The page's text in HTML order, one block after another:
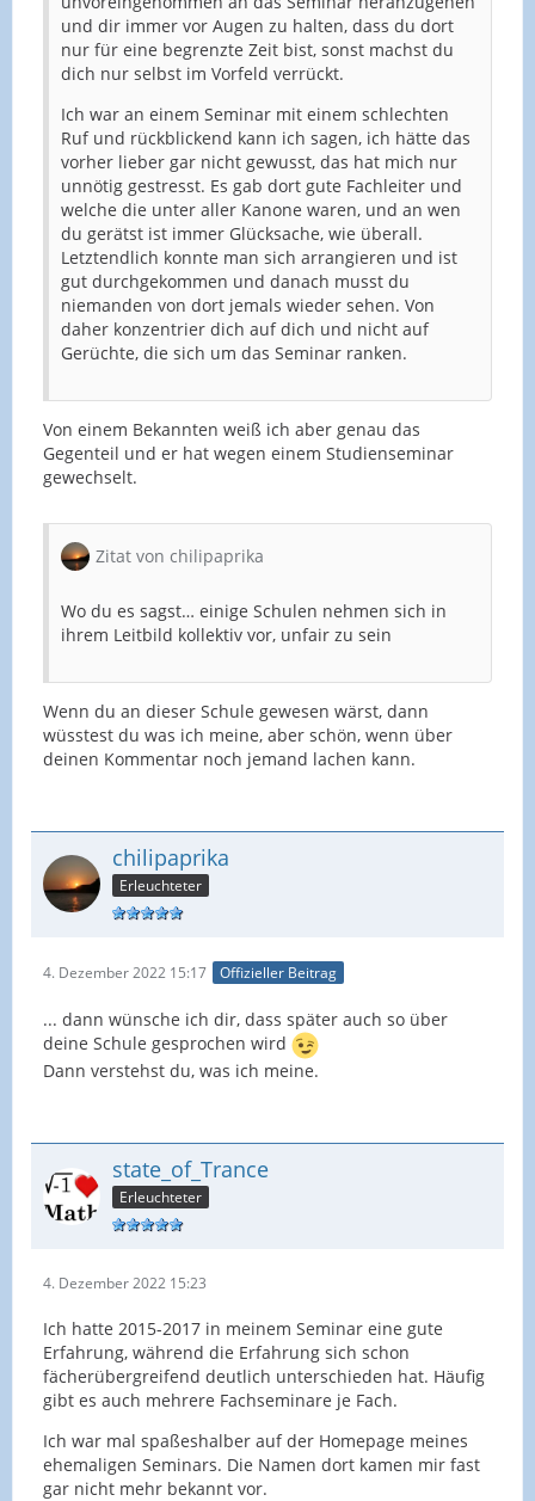
und dir immer vor Augen zu halten, dass du dort
nur für eine begrenzte Zeit bist, sonst machst du
dich nur selbst im Vorfeld verrückt.
Ich war an einem Seminar mit einem schlechten
Ruf und rückblickend kann ich sagen, ich hätte das
vorher lieber gar nicht gewusst, das hat mich nur
unnötig gestresst. Es gab dort gute Fachleiter und
welche die unter aller Kanone waren, und an wen
du gerätst ist immer Glücksache, wie überall.
Letztendlich konnte man sich arrangieren und ist
gut durchgekommen und danach musst du
niemanden von dort jemals wieder sehen. Von
daher konzentrier dich auf dich und nicht auf
Gerüchte, die sich um das Seminar ranken.
Von einem Bekannten weiß ich aber genau das
Gegenteil und er hat wegen einem Studienseminar
gewechselt.
Zitat von chilipaprika
Wo du es sagst… einige Schulen nehmen sich in
ihrem Leitbild kollektiv vor, unfair zu sein
Wenn du an dieser Schule gewesen wärst, dann
wüsstest du was ich meine, aber schön, wenn über
deinen Kommentar noch jemand lachen kann.
chilipaprika
Erleuchteter
4. Dezember 2022 15:17 Offizieller Beitrag
... dann wünsche ich dir, dass später auch so über
deine Schule gesprochen wird
Dann verstehst du, was ich meine.
state_of_Trance
Erleuchteter
4. Dezember 2022 15:23
Ich hatte 2015-2017 in meinem Seminar eine gute
Erfahrung, während die Erfahrung sich schon
fächerübergreifend deutlich unterschieden hat. Häufig
gibt es auch mehrere Fachseminare je Fach.
Ich war mal spaßeshalber auf der Homepage meines
ehemaligen Seminars. Die Namen dort kamen mir fast
gar nicht mehr bekannt vor.